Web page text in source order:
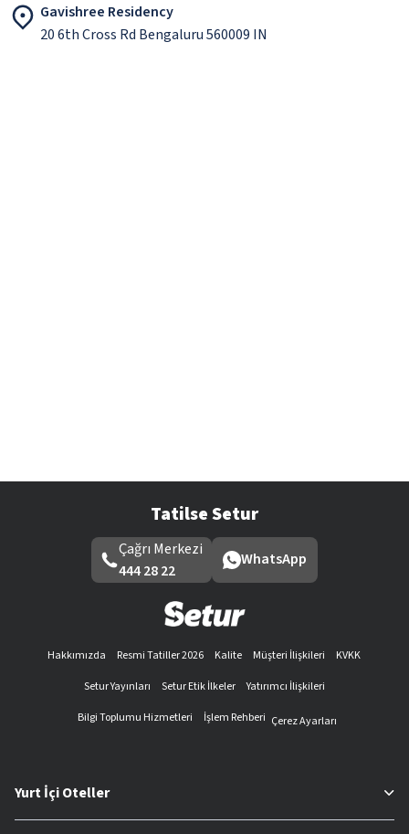
Gavishree Residency
20 6th Cross Rd Bengaluru 560009 IN
Tatilse Setur
Çağrı Merkezi
444 28 22
WhatsApp
Hakkımızda Resmi Tatiller 2026 Kalite Müşteri İlişkileri
KVKK
Setur Yayınları
Setur Etik İlkeler
Yatırımcı İlişkileri
Bilgi Toplumu Hizmetleri
İşlem Rehberi Çerez Ayarları
Yurt İçi Oteller